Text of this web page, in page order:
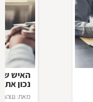
האיש
נכון את
מאת: נגוהה